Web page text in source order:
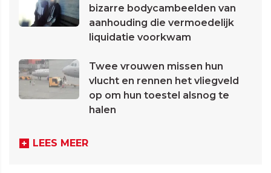
bizarre bodycambeelden van
aanhouding die vermoedelijk
liquidatie voorkwam
Twee vrouwen missen hun
vlucht en rennen het vliegveld
op om hun toestel alsnog te
halen
LEES MEER